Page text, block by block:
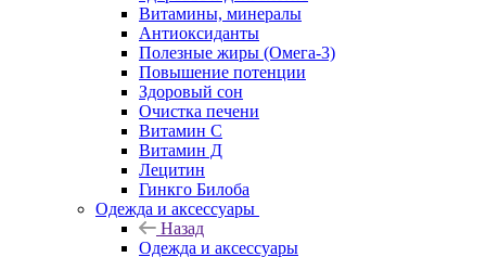
Витамины, минералы
Антиоксиданты
Полезные жиры (Омега-3)
Повышение потенции
Здоровый сон
Очистка печени
Витамин С
Витамин Д
Лецитин
Гинкго Билоба
Одежда и аксессуары
Назад
Одежда и аксессуары